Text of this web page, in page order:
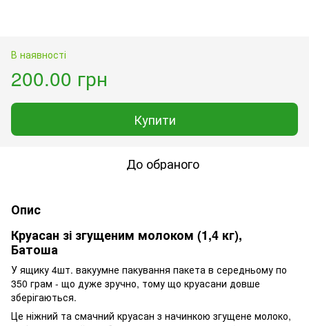
В наявності
200.00 грн
Купити
До обраного
Опис
Круасан зі згущеним молоком (1,4 кг),
Батоша
У ящику 4шт. вакуумне пакування пакета в середньому по
350 грам - що дуже зручно, тому що круасани довше
зберігаються.
Це ніжний та смачний круасан з начинкою згущене молоко,